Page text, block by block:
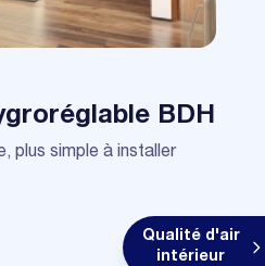
Qualité d'air
intérieur
BDH
plus simple à installer